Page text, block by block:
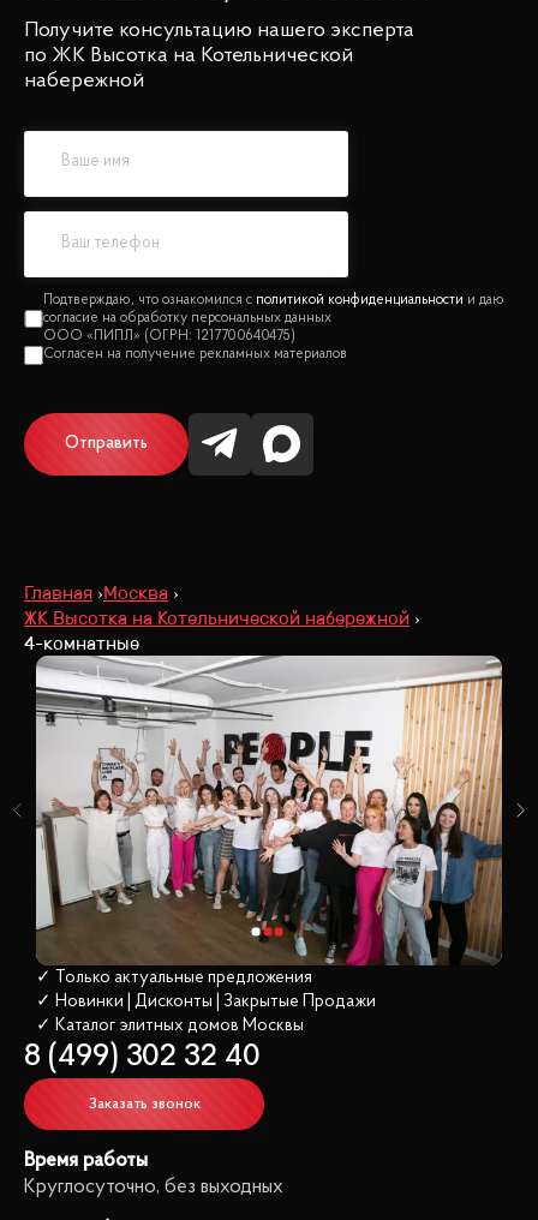
Получите консультацию нашего эксперта
по ЖК Высотка на Котельнической
набережной
политикой конфиденциальности
Отправить
Главная Москва
ЖК Высотка на Котельнической набережной
4-комнатные
✓ Только актуальные предложения
✓ Новинки | Дисконты | Закрытые Продажи
✓ Каталог элитных домов Москвы
8 (499) 302 32 40
Заказать звонок
Время работы
Круглосуточно, без выходных